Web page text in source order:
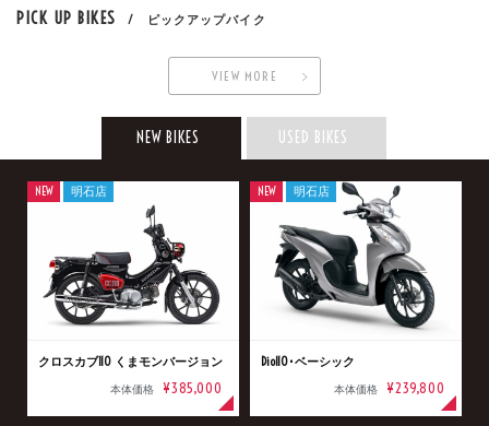
PICK UP BIKES / ピックアップバイク
VIEW MORE
NEW BIKES USED BIKES
クロスカブ110 くまモンバージョン
本体価格 ¥385,000
NEW 明石店
Dio110･ベーシック
本体価格 ¥239,800
NEW 明石店